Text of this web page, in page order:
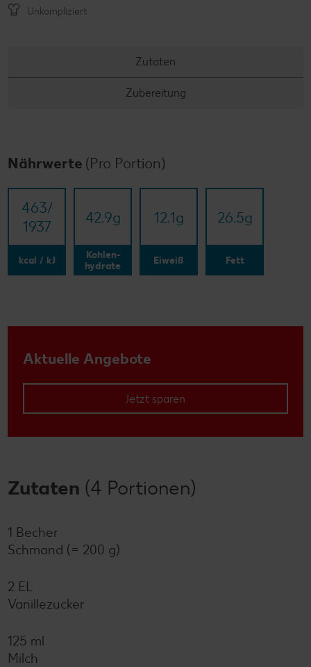
Unkompliziert
Zutaten
Zubereitung
Nährwerte (Pro Portion)
463/​
1937
kcal / kJ
42.9g
Kohlen-
hydrate
12.1g
Eiweiß
26.5g
Fett
Aktuelle Angebote
Jetzt sparen
Zutaten (4 Portionen)
1 Becher
Schmand (= 200 g)
2 EL
Vanillezucker
125 ml
Milch